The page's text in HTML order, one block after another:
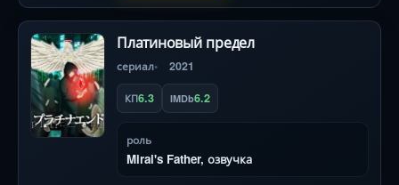
Платиновый предел
сериал 2021
КП6.3 IMDb6.2
роль
Mirai's Father, озвучка